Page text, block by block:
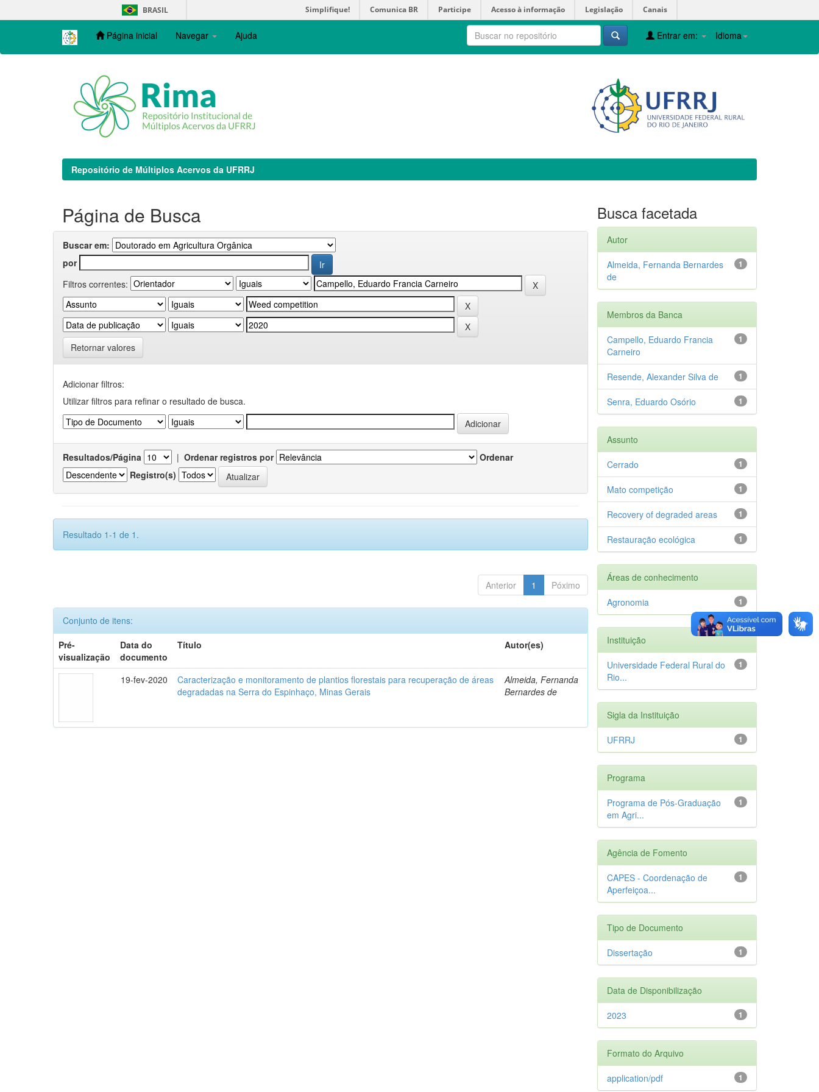
navigation
BRASIL Simplifique! Comunica BR Participe Acesso à informação Legislação Canais
Página inicial Navegar Ajuda Idioma
Entrar em:
Repositório de Múltiplos Acervos da UFRRJ
Página de Busca
Buscar em:
por
Filtros correntes:
Retornar valores
Adicionar filtros:
Utilizar filtros para refinar o resultado de busca.
Resultados/Página | Ordenar registros por
Ordenar
Registro(s)
Resultado 1-1 de 1.
Anterior 1 Póximo
Conjunto de itens:
Pré-
visualização
Data do
documento
Título Autor(es)
19-fev-2020
Caracterização e monitoramento de plantios florestais para recuperação de áreas
degradadas na Serra do Espinhaço, Minas Gerais
Almeida, Fernanda
Bernardes de
Busca facetada
Autor
1
Almeida, Fernanda Bernardes
de
Membros da Banca
1
Campello, Eduardo Francia
Carneiro
1
Resende, Alexander Silva de
1
Senra, Eduardo Osório
Assunto
1
Cerrado
1
Mato competição
1
Recovery of degraded areas
1
Restauração ecológica
Áreas de conhecimento
1
Agronomia
Instituição
1
Universidade Federal Rural do
Rio...
Sigla da Instituição
1
UFRRJ
Programa
1
Programa de Pós-Graduação
em Agri...
Agência de Fomento
1
CAPES - Coordenação de
Aperfeiçoa...
Tipo de Documento
1
Dissertação
Data de Disponibilização
1
2023
Formato do Arquivo
1
application/pdf